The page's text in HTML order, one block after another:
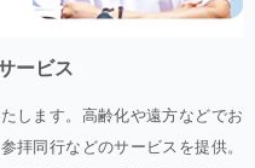
ービス
します。高齢化や遠方などでお
拝同行などのサービスを提供。